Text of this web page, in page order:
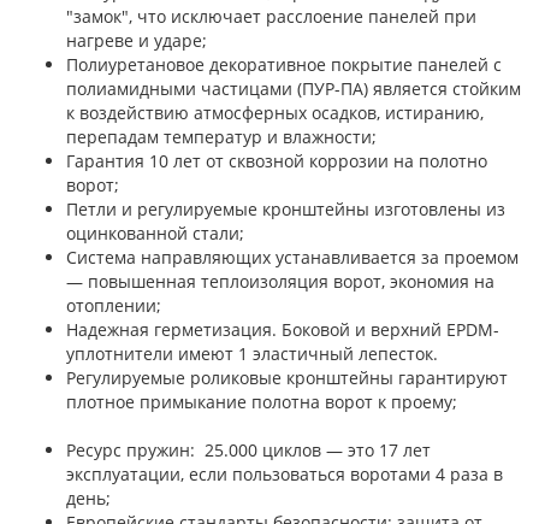
"замок", что исключает расслоение панелей при
нагреве и ударе;
Полиуретановое декоративное покрытие панелей с
полиамидными частицами (ПУР-ПА) является стойким
к воздействию атмосферных осадков, истиранию,
перепадам температур и влажности;
Гарантия 10 лет от сквозной коррозии на полотно
ворот;
Петли и регулируемые кронштейны изготовлены из
оцинкованной стали;
Система направляющих устанавливается за проемом
— повышенная теплоизоляция ворот, экономия на
отоплении;
Надежная герметизация. Боковой и верхний EPDM-
уплотнители имеют 1 эластичный лепесток.
Регулируемые роликовые кронштейны гарантируют
плотное примыкание полотна ворот к проему;
Ресурс пружин: 25.000 циклов — это 17 лет
эксплуатации, если пользоваться воротами 4 раза в
день;